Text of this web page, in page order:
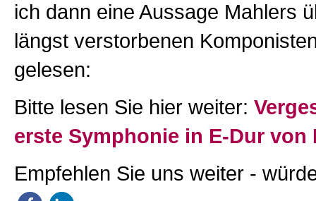
ich dann eine Aussage Mahlers
längst verstorbenen
gelesen:
Bitte lesen Sie hier weiter:
erste Symphonie in E-Dur von
Empfehlen Sie uns weiter -